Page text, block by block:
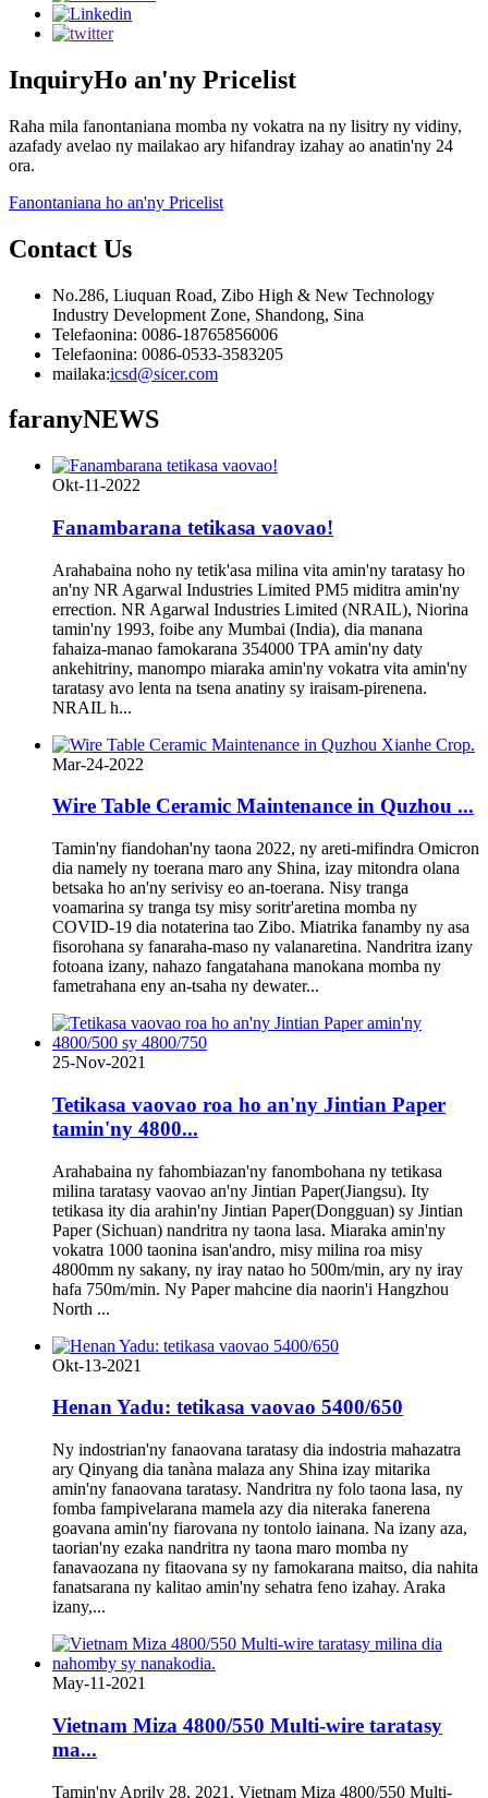
InquiryHo an'ny Pricelist
Raha mila fanontaniana momba ny vokatra na ny lisitry ny vidiny,
azafady avelao ny mailakao ary hifandray izahay ao anatin'ny 24
ora.
Fanontaniana ho an'ny Pricelist
Contact Us
No.286, Liuquan Road, Zibo High & New Technology
Industry Development Zone, Shandong, Sina
Telefaonina: 0086-18765856006
Telefaonina: 0086-0533-3583205
mailaka:icsd@sicer.com
faranyNEWS
Okt-11-2022
Fanambarana tetikasa vaovao!
Arahabaina noho ny tetik'asa milina vita amin'ny taratasy ho
an'ny NR Agarwal Industries Limited PM5 miditra amin'ny
errection. NR Agarwal Industries Limited (NRAIL), Niorina
tamin'ny 1993, foibe any Mumbai (India), dia manana
fahaiza-manao famokarana 354000 TPA amin'ny daty
ankehitriny, manompo miaraka amin'ny vokatra vita amin'ny
taratasy avo lenta na tsena anatiny sy iraisam-pirenena.
NRAIL h...
Mar-24-2022
Wire Table Ceramic Maintenance in Quzhou ...
Tamin'ny fiandohan'ny taona 2022, ny areti-mifindra Omicron
dia namely ny toerana maro any Shina, izay mitondra olana
betsaka ho an'ny serivisy eo an-toerana. Nisy tranga
voamarina sy tranga tsy misy soritr'aretina momba ny
COVID-19 dia notaterina tao Zibo. Miatrika fanamby ny asa
fisorohana sy fanaraha-maso ny valanaretina. Nandritra izany
fotoana izany, nahazo fangatahana manokana momba ny
fametrahana eny an-tsaha ny dewater...
25-Nov-2021
Tetikasa vaovao roa ho an'ny Jintian Paper
tamin'ny 4800...
Arahabaina ny fahombiazan'ny fanombohana ny tetikasa
milina taratasy vaovao an'ny Jintian Paper(Jiangsu). Ity
tetikasa ity dia arahin'ny Jintian Paper(Dongguan) sy Jintian
Paper (Sichuan) nandritra ny taona lasa. Miaraka amin'ny
vokatra 1000 taonina isan'andro, misy milina roa misy
4800mm ny sakany, ny iray natao ho 500m/min, ary ny iray
hafa 750m/min. Ny Paper mahcine dia naorin'i Hangzhou
North ...
Okt-13-2021
Henan Yadu: tetikasa vaovao 5400/650
Ny indostrian'ny fanaovana taratasy dia indostria mahazatra
ary Qinyang dia tanàna malaza any Shina izay mitarika
amin'ny fanaovana taratasy. Nandritra ny folo taona lasa, ny
fomba fampivelarana mamela azy dia niteraka fanerena
goavana amin'ny fiarovana ny tontolo iainana. Na izany aza,
taorian'ny ezaka nandritra ny taona maro momba ny
fanavaozana ny fitaovana sy ny famokarana maitso, dia nahita
fanatsarana ny kalitao amin'ny sehatra feno izahay. Araka
izany,...
May-11-2021
Vietnam Miza 4800/550 Multi-wire taratasy
ma...
Tamin'ny Aprily 28, 2021, Vietnam Miza 4800/550 Multi-